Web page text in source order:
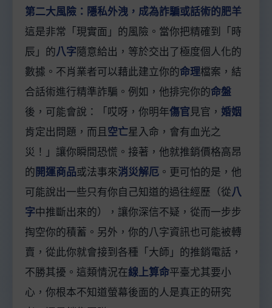
第二大風險：隱私外洩，成為詐騙或話術的肥羊
這是非常「現實面」的風險。當你把精確到「時
辰」的八字 隨意給出，等於交出了極度個人化的
數據。不肖業者可以藉此建立你的命理檔案，結
合話術進行精準詐騙。例如，他排完你的命盤
後，可能會說：「哎呀，你明年傷官 見官， 婚姻
肯定出問題，而且 空亡星入命，會有血光之
災！」讓你瞬間恐慌。接著，他就推銷價格高昂
的 開運商品或法事來消災解厄 。更可怕的是，他
可能說出一些只有你自己知道的過往經歷（從八
字中推斷出來的），讓你深信不疑，從而一步步
掏空你的積蓄。另外，你的八字資訊也可能被轉
賣，從此你就會接到各種「大師」的推銷電話，
不勝其擾。這類情況在線上算命平臺尤其要小
心，你根本不知道螢幕後面的人是真正的研究